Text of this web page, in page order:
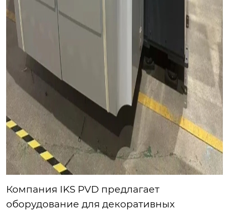
Компания IKS PVD предлагает
оборудование для декоративных